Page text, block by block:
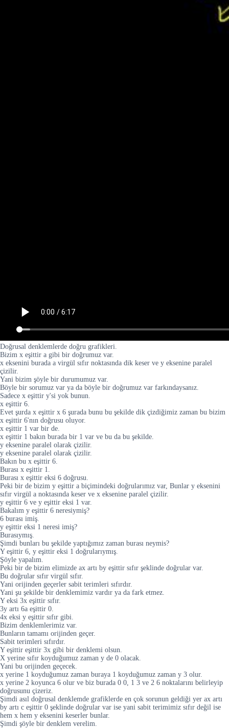
Doğrusal denklemlerde doğru grafikleri.
Bizim x eşittir a gibi bir doğrumuz var.
x eksenini burada a virgül sıfır noktasında dik keser ve y eksenine paralel
çizilir.
Yani bizim şöyle bir durumumuz var.
Böyle bir sorumuz var ya da böyle bir doğrumuz var farkındaysanız.
Sadece x eşittir y'si yok bunun.
x eşittir 6.
Evet şurda x eşittir x 6 şurada bunu bu şekilde dik çizdiğimiz zaman bu bizim
x eşittir 6'nın doğrusu oluyor.
x eşittir 1 var bir de.
x eşittir 1 bakın burada bir 1 var ve bu da bu şekilde.
y eksenine paralel olarak çizilir.
y eksenine paralel olarak çizilir.
Bakın bu x eşittir 6.
Burası x eşittir 1.
Burası x eşittir eksi 6 doğrusu.
Peki bir de bizim y eşittir a biçimindeki doğrularımız var, Bunlar y eksenini
sıfır virgül a noktasında keser ve x eksenine paralel çizilir.
y eşittir 6 ve y eşittir eksi 1 var.
Bakalım y eşittir 6 neresiymiş?
6 burası imiş.
y eşittir eksi 1 neresi imiş?
Burasıymış.
Şimdi bunları bu şekilde yaptığımız zaman burası neymis?
Y eşittir 6, y eşittir eksi 1 doğrularıymış.
Şöyle yapalım.
Peki bir de bizim elimizde ax artı by eşittir sıfır şeklinde doğrular var.
Bu doğrular sıfır virgül sıfır.
Yani orijinden geçerler sabit terimleri sıfırdır.
Yani şu şekilde bir denklemimiz vardır ya da fark etmez.
Y eksi 3x eşittir sıfır.
3y artı 6a eşittir 0.
4x eksi y eşittir sıfır gibi.
Bizim denklemlerimiz var.
Bunların tamamı orijinden geçer.
Sabit terimleri sıfırdır.
Y eşittir eşittir 3x gibi bir denklemi olsun.
X yerine sıfır koyduğumuz zaman y de 0 olacak.
Yani bu orijinden geçecek.
x yerine 1 koyduğumuz zaman buraya 1 koyduğumuz zaman y 3 olur.
x yerine 2 koyunca 6 olur ve biz burada 0 0, 1 3 ve 2 6 noktalarını belirleyip
doğrusunu çizeriz.
Şimdi asıl doğrusal denklemde grafiklerde en çok sorunun geldiği yer ax artı
by artı c eşittir 0 şeklinde doğrular var ise yani sabit terimimiz sıfır değil ise
hem x hem y eksenini keserler bunlar.
Şimdi şöyle bir denklem verelim.